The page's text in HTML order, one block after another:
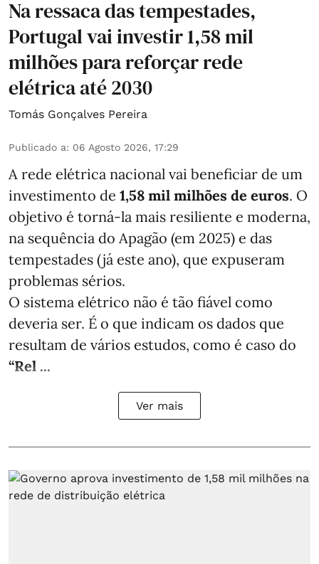
Na ressaca das tempestades,
Portugal vai investir 1,58 mil
milhões para reforçar rede
elétrica até 2030
Tomás Gonçalves Pereira
Publicado a: 06 Agosto 2026, 17:29
A rede elétrica nacional vai beneficiar de um
investimento de 1,58 mil milhões de euros. O
objetivo é torná-la mais resiliente e moderna,
na sequência do Apagão (em 2025) e das
tempestades (já este ano), que expuseram
problemas sérios.
O sistema elétrico não é tão fiável como
deveria ser. É o que indicam os dados que
resultam de vários estudos, como é caso do
“Rel ...
Ver mais